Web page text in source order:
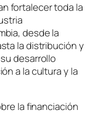
fortalecer toda la
desde la
la distribución y
desarrollo
a la cultura y la
la financiación